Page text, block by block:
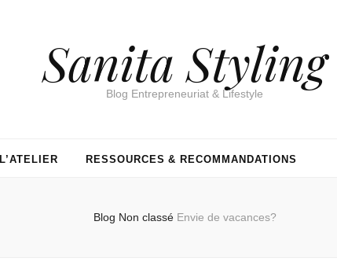
Sanita Styling
Blog Entrepreneuriat & Lifestyle
L’ATELIER RESSOURCES & RECOMMANDATIONS
Blog Non classé Envie de vacances?